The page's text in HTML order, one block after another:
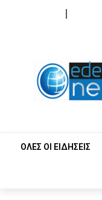
ΟΛΕΣ ΟΙ ΕΙΔΗΣΕΙΣ